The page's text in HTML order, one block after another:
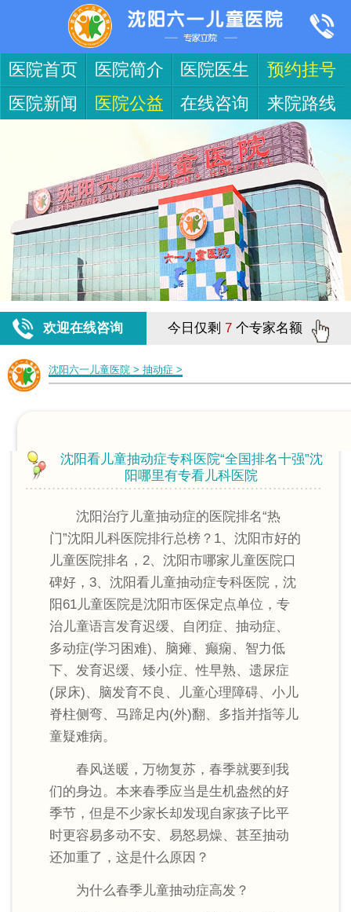
医院首页 医院简介 医院医生
预约挂号
医院新闻
医院公益 在线咨询 来院路线
欢迎在线咨询 今日仅剩 7 个专家名额
沈阳六一儿童医院> 抽动症 >
沈阳看儿童抽动症专科医院“全国排名十强”沈
阳哪里有专看儿科医院
沈阳治疗儿童抽动症的医院排名“热
门”沈阳儿科医院排行总榜？1、沈阳市好的
儿童医院排名，2、沈阳市哪家儿童医院口
碑好，3、沈阳看儿童抽动症专科医院，沈
阳61儿童医院是沈阳市医保定点单位，专
治儿童语言发育迟缓、自闭症、抽动症、
多动症(学习困难)、脑瘫、癫痫、智力低
下、发育迟缓、矮小症、性早熟、遗尿症
(尿床)、脑发育不良、儿童心理障碍、小儿
脊柱侧弯、马蹄足内(外)翻、多指并指等儿
童疑难病。
春风送暖，万物复苏，春季就要到我
们的身边。本来春季应当是生机盎然的好
季节，但是不少家长却发现自家孩子比平
时更容易多动不安、易怒易燥、甚至抽动
还加重了，这是什么原因？
为什么春季儿童抽动症高发？